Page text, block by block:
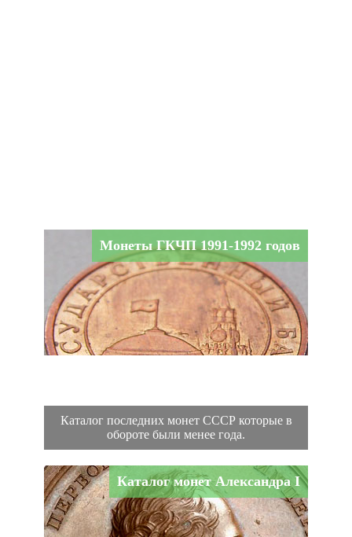
Монеты ГКЧП 1991-1992 годов
Каталог последних монет СССР которые в
обороте были менее года.
Каталог монет Александра I